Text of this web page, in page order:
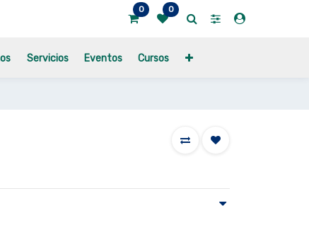
0 0
Servicios Eventos Cursos